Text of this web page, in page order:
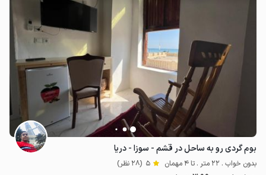
بوم گردی رو به ساحل در قشم - سوزا - دریا
بدون خواب . 22 متر . تا 4 مهمان 5 (28 نظر)